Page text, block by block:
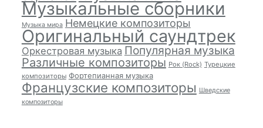
Музыкальные сборники
Музыка мира Немецкие композиторы
Оригинальный саундтрек
Оркестровая музыка Популярная музыка
Различные композиторы Рок (Rock) Турецкие
композиторы Фортепианная музыка
Французские композиторы Шведские
композиторы